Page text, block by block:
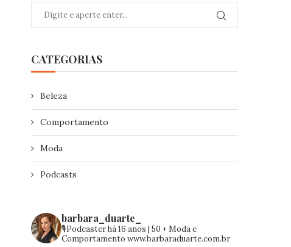
CATEGORIAS
Beleza
Comportamento
Moda
Podcasts
barbara_duarte_
🎙️Podcaster há 16 anos | 50 +Moda e
Comportamento www.barbaraduarte.com.br